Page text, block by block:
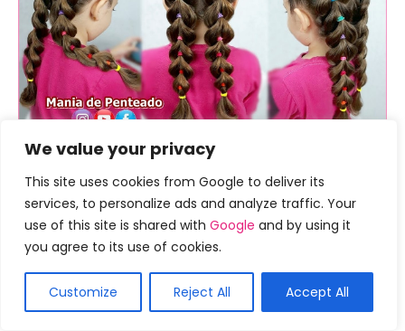
We value your privacy
This site uses cookies from Google to deliver its
services, to personalize ads and analyze traffic. Your
use of this site is shared with Google and by using it
you agree to its use of cookies.
Customize Reject All Accept All